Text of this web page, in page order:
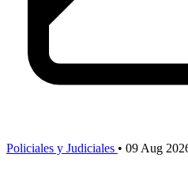
Policiales y Judiciales • 09 Aug